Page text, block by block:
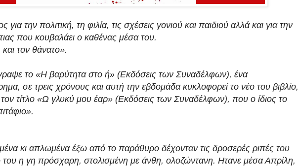
την πολιτική, τη φιλία, τις σχέσεις γονιού και παιδιού αλλά και για την
που κουβαλάει ο καθένας μέσα του.
τον θάνατο».
το «Η βαρύτητα στο ή» (Εκδόσεις των Συναδέλφων), ένα
σε τρεις χρόνους και αυτή την εβδομάδα κυκλοφορεί το νέο του βιβλίο,
τίτλο «Ω γλυκύ μου έαρ» (Εκδόσεις των Συναδέλφων), που ο ίδιος το
κι απλωμένα έξω από το παράθυρο δέχονταν τις δροσερές ριπές του
η γη πρόσχαρη, στολισμένη με άνθη, ολοζώντανη. Ητανε μέσα Απρίλη,